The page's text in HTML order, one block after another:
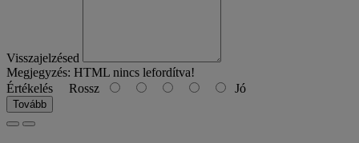
Visszajelzésed
Megjegyzés: HTML nincs lefordítva!
Értékelés Rossz Jó
Tovább